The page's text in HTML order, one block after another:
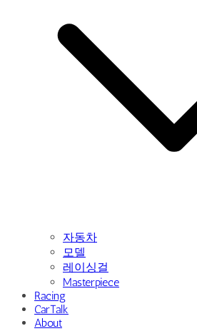
자동차
모델
레이싱걸
Masterpiece
Racing
CarTalk
About